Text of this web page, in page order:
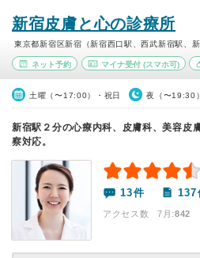
新宿皮膚と心の診療所
東京都新宿区新宿（新宿西口駅、西武新宿駅、新
ネット予約 マイナ受付(スマホ可)
土曜（〜17:00）・祝日 夜（〜19:30）
新宿駅２分の心療内科、皮膚科、美容皮
察対応。
13件 137
アクセス数 7月:842 |